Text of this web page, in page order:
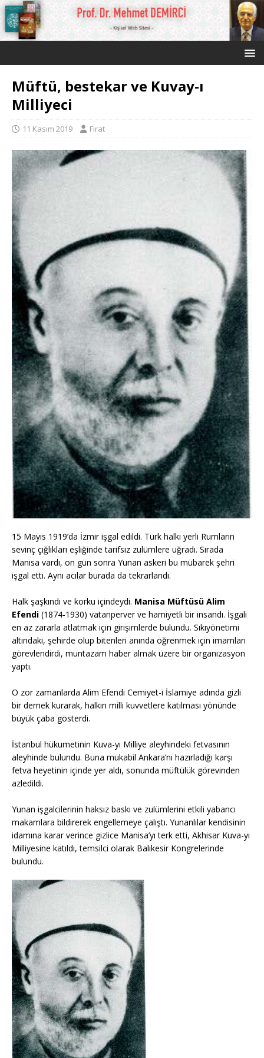
Müftü, bestekar ve Kuvay-ı
Milliyeci
11 Kasım 2019 Fırat
15 Mayıs 1919’da İzmir işgal edildi. Türk halkı yerli Rumların
sevinç çığlıkları eşliğinde tarifsiz zulümlere uğradı. Sırada
Manisa vardı, on gün sonra Yunan askeri bu mübarek şehri
işgal etti. Aynı acılar burada da tekrarlandı.
Halk şaşkındı ve korku içindeydi. Manisa Müftüsü Alim
Efendi (1874-1930) vatanperver ve hamiyetli bir insandı. İşgali
en az zararla atlatmak için girişimlerde bulundu. Sıkıyönetimi
altındaki, şehirde olup bitenleri anında öğrenmek için imamları
görevlendirdi, muntazam haber almak üzere bir organizasyon
yaptı.
O zor zamanlarda Alim Efendi Cemiyet-i İslamiye adında gizli
bir dernek kurarak, halkın milli kuvvetlere katılması yönünde
büyük çaba gösterdi.
İstanbul hükumetinin Kuva-yı Milliye aleyhindeki fetvasının
aleyhinde bulundu. Buna mukabil Ankara’nı hazırladığı karşı
fetva heyetinin içinde yer aldı, sonunda müftülük görevinden
azledildi.
Yunan işgalcilerinin haksız baskı ve zulümlerini etkili yabancı
makamlara bildirerek engellemeye çalıştı. Yunanlılar kendisinin
idamına karar verince gizlice Manisa’yı terk etti, Akhisar Kuva-yı
Milliyesine katıldı, temsilci olarak Balıkesir Kongrelerinde
bulundu.